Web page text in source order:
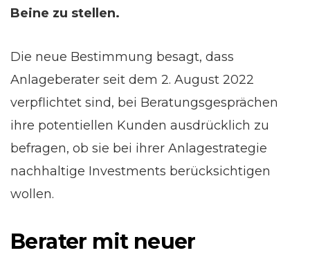
Beine zu stellen.
Die neue Bestimmung besagt, dass
Anlageberater seit dem 2. August 2022
verpflichtet sind, bei Beratungsgesprächen
ihre potentiellen Kunden ausdrücklich zu
befragen, ob sie bei ihrer Anlagestrategie
nachhaltige Investments berücksichtigen
wollen.
Berater mit neuer